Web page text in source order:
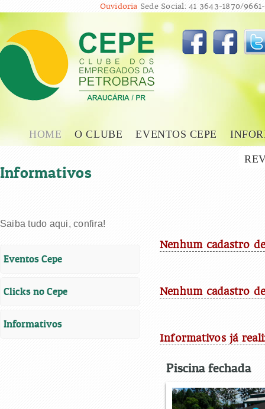
Ouvidoria Sede Social: 41 3643-1870/
HOME O CLUBE EVENTOS CEPE
Informativos
Saiba tudo aqui, confira!
Eventos Cepe
Clicks no Cepe
Informativos
Nenhum cadastro
Nenhum cadastro
Informativos já
Piscina fechada